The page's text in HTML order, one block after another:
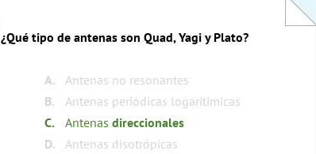
¿Qué tipo de antenas son Quad, Yagi y Plato?
A.
Antenas no resonantes
B.
Antenas periódicas logarítimicas
C.
Antenas direccionales
D.
Antenas disotrópicas
T9
A06
This question does not yet have an explanation!